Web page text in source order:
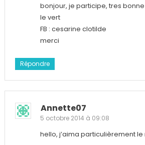
bonjour, je participe, tres
le vert
FB : cesarine clotilde
merci
Répondre
Annette07
5 octobre 2014 à 09:08
hello, j’aima particulièrement